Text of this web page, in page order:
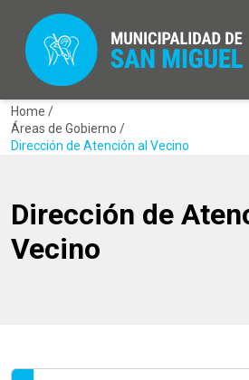
Home /
Áreas de Gobierno /
Dirección de Atención al Vecino
Dirección de
Vecino